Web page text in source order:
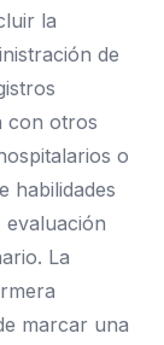
la
de
con otros
o
habilidades
evaluación
La
marcar una